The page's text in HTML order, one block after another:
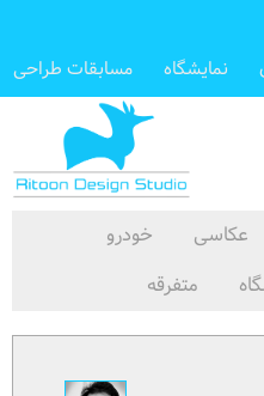
نمایشگاه مسابقات طراحی
عکاسی
خودرو
متفرقه